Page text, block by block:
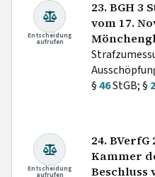
Entscheidung
aufrufen
23. BGH 3
vom 17.
§46StGB; §
Entscheidung
24. BVerfG
Kammer
Beschluss